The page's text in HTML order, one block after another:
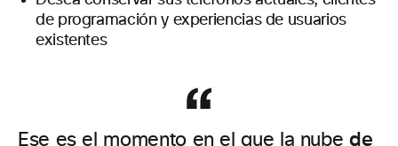
de programación y experiencias de usuarios
existentes
Ese es el momento en el que la nubede